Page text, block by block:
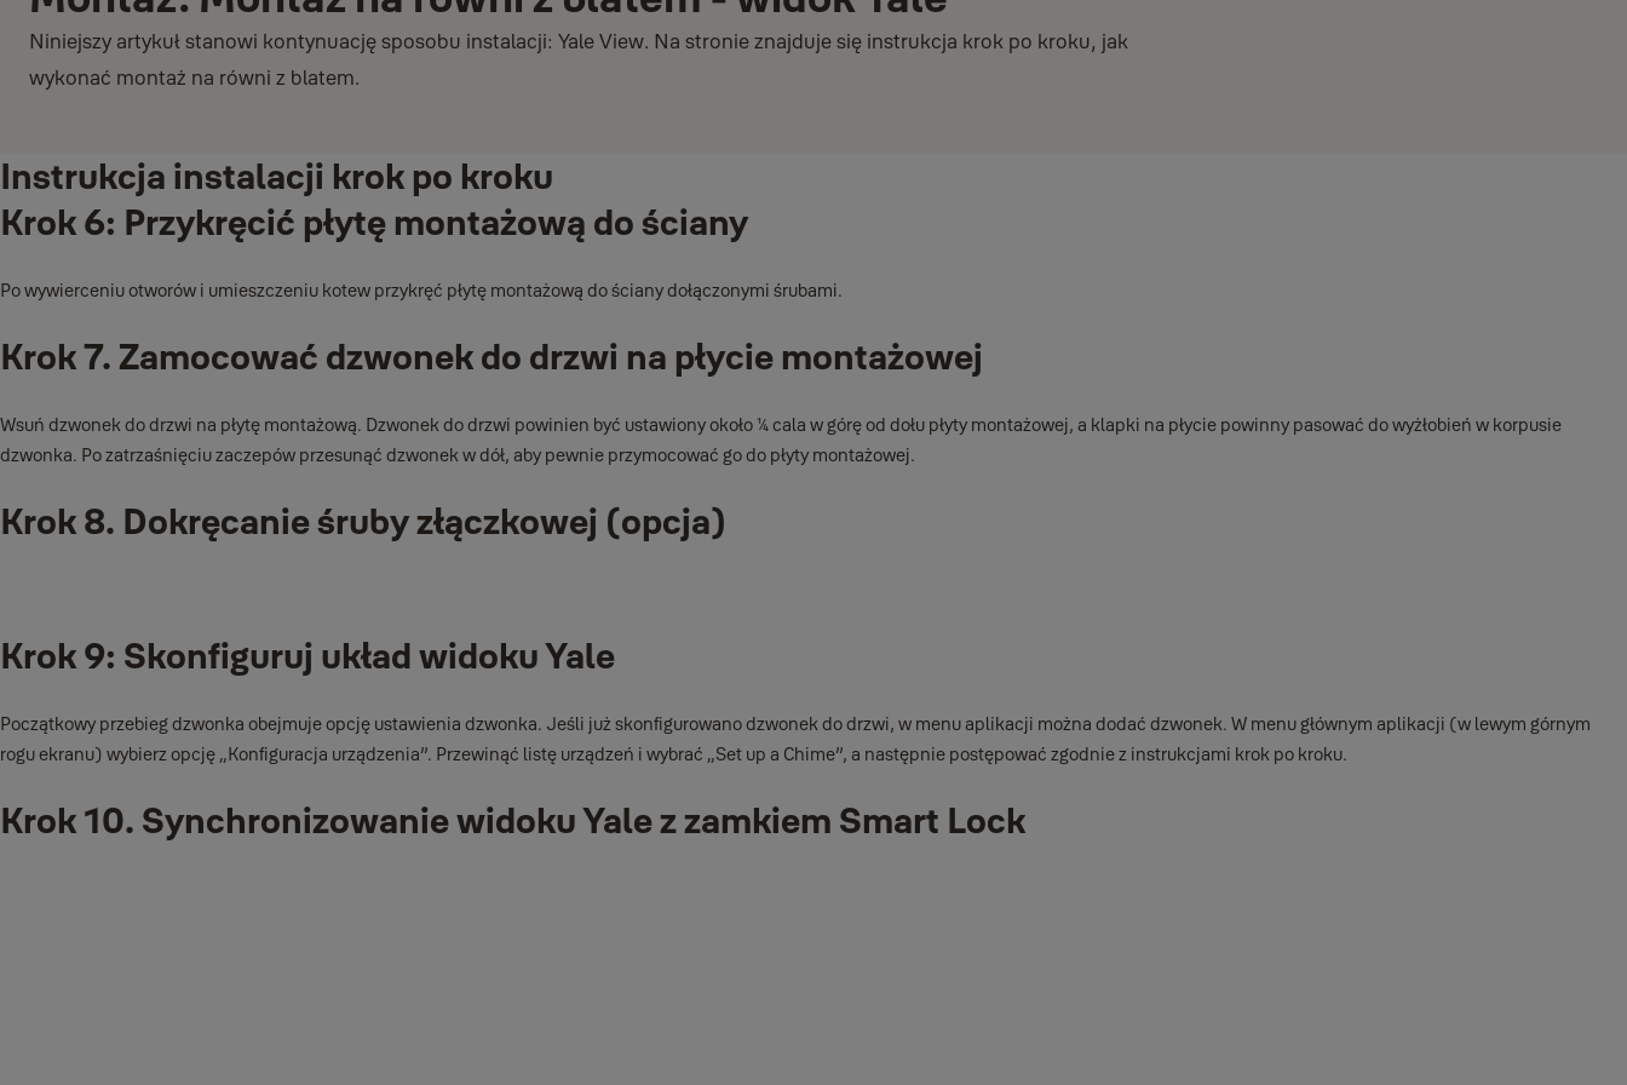
Niniejszy artykuł stanowi kontynuację sposobu instalacji: Yale View. Na stronie znajduje się instrukcja krok po kroku, jak
wykonać montaż na równi z blatem.
Instrukcja instalacji krok po kroku
Krok 6: Przykręcić płytę montażową do ściany
Po wywierceniu otworów i umieszczeniu kotew przykręć płytę montażową do ściany dołączonymi śrubami.
Krok 7. Zamocować dzwonek do drzwi na płycie montażowej
Wsuń dzwonek do drzwi na płytę montażową. Dzwonek do drzwi powinien być ustawiony około 1⁄4 cala w górę od dołu płyty montażowej, a klapki na płycie powinny pasować do wyżłobień w korpusie
dzwonka. Po zatrzaśnięciu zaczepów przesunąć dzwonek w dół, aby pewnie przymocować go do płyty montażowej.
Krok 8. Dokręcanie śruby złączkowej (opcja)
Dokręć śrubę mocującą na dole płyty montażowej, aby zamocować dzwonek do płyty montażowej.
Krok 9: Skonfiguruj układ widoku Yale
Początkowy przebieg dzwonka obejmuje opcję ustawienia dzwonka. Jeśli już skonfigurowano dzwonek do drzwi, w menu aplikacji można dodać dzwonek. W menu głównym aplikacji (w lewym górnym
rogu ekranu) wybierz opcję „Konfiguracja urządzenia”. Przewinąć listę urządzeń i wybrać „Set up a Chime”, a następnie postępować zgodnie z instrukcjami krok po kroku.
Krok 10. Synchronizowanie widoku Yale z zamkiem Smart Lock